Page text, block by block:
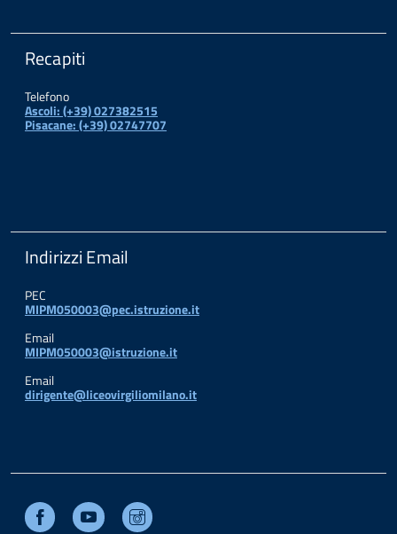
Recapiti
Telefono
Ascoli: (+39) 027382515
Pisacane: (+39) 02747707
Indirizzi Email
PEC
MIPM050003@pec.istruzione.it
Email
MIPM050003@istruzione.it
Email
dirigente@liceovirgiliomilano.it
Facebook Youtube